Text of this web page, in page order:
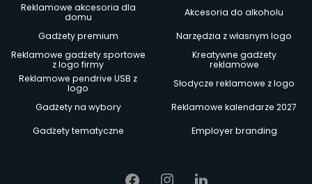
Reklamowe akcesoria dla
domu
Akcesoria do alkoholu
Gadżety premium
Narzędzia z własnym logo
Reklamowe gadżety sportowe
z logo firmy
Kreatywne gadżety
reklamowe
Reklamowe pendrive USB z
logo
Słodycze reklamowe z logo
Gadżety na wybory
Reklamowe kalendarze 2027
Gadżety tematyczne
Employer branding